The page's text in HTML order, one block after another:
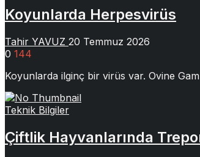
Koyunlarda Herpesvirüs
Tahir YAVUZ 20 Temmuz 2026
0 144
Koyunlarda ilginç bir virüs var. Ovine
Teknik Bilgiler
Çiftlik Hayvanlarında